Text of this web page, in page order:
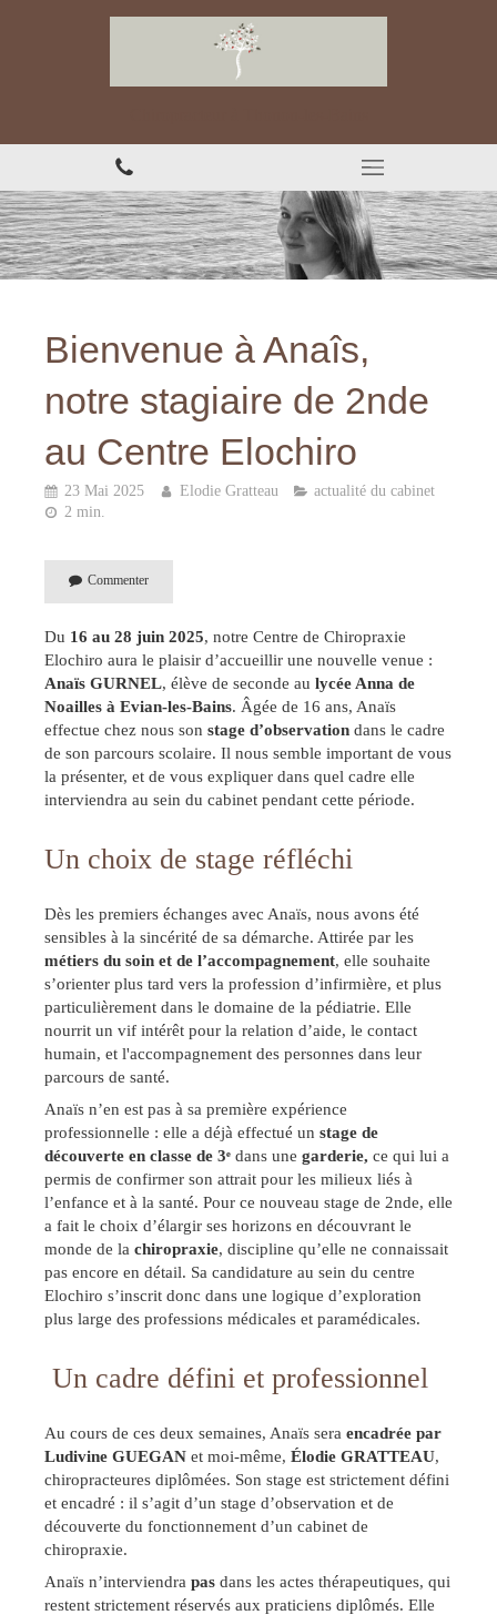
Bienvenue à Anaîs,
notre stagiaire de 2nde
au Centre Elochiro
23 Mai 2025 Elodie Gratteau
actualité du cabinet
2 min.
Commenter
Du 16 au 28 juin 2025, notre Centre de Chiropraxie
Elochiro aura le plaisir d’accueillir une nouvelle venue :
Anaïs GURNEL, élève de seconde au lycée Anna de
Noailles à Evian-les-Bains. Âgée de 16 ans, Anaïs
effectue chez nous son stage d’observation dans le cadre
de son parcours scolaire. Il nous semble important de vous
la présenter, et de vous expliquer dans quel cadre elle
interviendra au sein du cabinet pendant cette période.
Un choix de stage réfléchi
Dès les premiers échanges avec Anaïs, nous avons été
sensibles à la sincérité de sa démarche. Attirée par les
métiers du soin et de l’accompagnement, elle souhaite
s’orienter plus tard vers la profession d’infirmière, et plus
particulièrement dans le domaine de la pédiatrie. Elle
nourrit un vif intérêt pour la relation d’aide, le contact
humain, et l'accompagnement des personnes dans leur
parcours de santé.
Anaïs n’en est pas à sa première expérience
professionnelle : elle a déjà effectué un stage de
découverte en classe de 3ᵉ dans une garderie, ce qui lui a
permis de confirmer son attrait pour les milieux liés à
l’enfance et à la santé. Pour ce nouveau stage de 2nde, elle
a fait le choix d’élargir ses horizons en découvrant le
monde de la chiropraxie, discipline qu’elle ne connaissait
pas encore en détail. Sa candidature au sein du centre
Elochiro s’inscrit donc dans une logique d’exploration
plus large des professions médicales et paramédicales.
️ Un cadre défini et professionnel
Au cours de ces deux semaines, Anaïs sera encadrée par
Ludivine GUEGAN et moi-même, Élodie GRATTEAU,
chiropracteures diplômées. Son stage est strictement défini
et encadré : il s’agit d’un stage d’observation et de
découverte du fonctionnement d’un cabinet de
chiropraxie.
Anaïs n’interviendra pas dans les actes thérapeutiques, qui
restent strictement réservés aux praticiens diplômés. Elle